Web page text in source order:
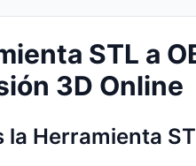
STL a
3D Online
la Herramienta